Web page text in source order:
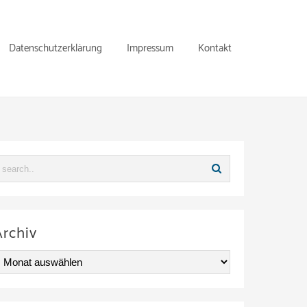
Datenschutzerklärung Impressum Kontakt